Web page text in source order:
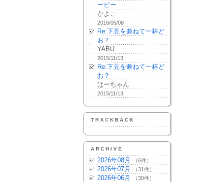
ーピー
かよこ
2016/05/08
Re:下見を兼ねて一杯ど
お？
YABU
2015/11/13
Re:下見を兼ねて一杯ど
お？
はーちゃん
2015/11/13
TRACKBACK
ARCHIVE
2026年08月 （6件）
2026年07月 （31件）
2026年06月 （30件）